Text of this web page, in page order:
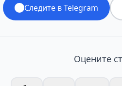
Следите в Telegram
Оцените